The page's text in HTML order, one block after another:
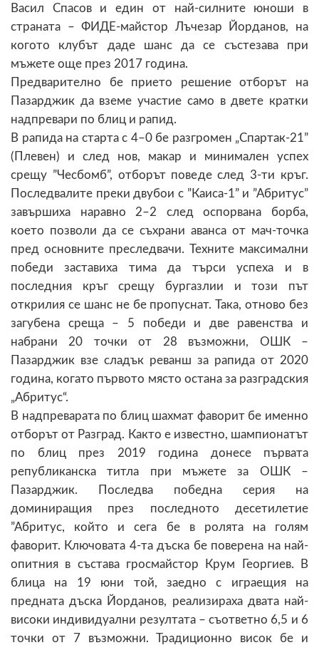
Васил Спасов и един от най-силните юноши в
страната – ФИДЕ-майстор Лъчезар Йорданов, на
когото клубът даде шанс да се състезава при
мъжете още през 2017 година.
Предварително бе прието решение отборът на
Пазарджик да вземе участие само в двете кратки
надпревари по блиц и рапид.
В рапида на старта с 4–0 бе разгромен „Спартак-21”
(Плевен) и след нов, макар и минимален успех
срещу ”Чесбомб”, отборът поведе след 3-ти кръг.
Последвалите преки двубои с ”Каиса-1” и ”Абритус”
завършиха наравно 2–2 след оспорвана борба,
което позволи да се съхрани аванса от мач-точка
пред основните преследвачи. Техните максимални
победи заставиха тима да търси успеха и в
последния кръг срещу бургазлии и този път
открилия се шанс не бе пропуснат. Така, отново без
загубена среща – 5 победи и две равенства и
набрани 20 точки от 28 възможни, ОШК –
Пазарджик взе сладък реванш за рапида от 2020
година, когато първото място остана за разградския
„Абритус“.
В надпреварата по блиц шахмат фаворит бе именно
отборът от Разград. Както е известно, шампионатът
по блиц през 2019 година донесе първата
републиканска титла при мъжете за ОШК –
Пазарджик. Последва победна серия на
доминиращия през последното десетилетие
”Абритус, който и сега бе в ролята на голям
фаворит. Ключовата 4-та дъска бе поверена на най-
опитния в състава гросмайстор Крум Георгиев. В
блица на 19 юни той, заедно с играещия на
предната дъска Йорданов, реализираха двата най-
високи индивидуални резултата – съответно 6,5 и 6
точки от 7 възможни. Традиционно висок бе и